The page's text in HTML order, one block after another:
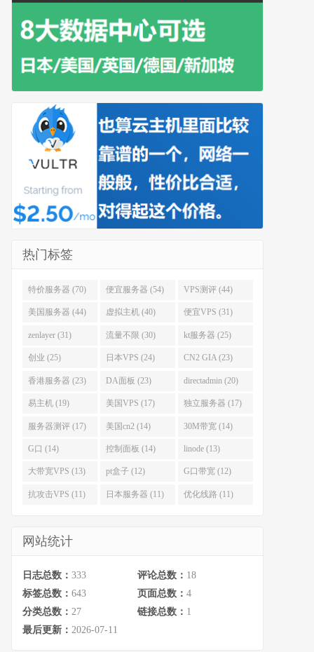
热门标签
特价服务器 (70) 便宜服务器 (54) VPS测评 (44)
美国服务器 (44) 虚拟主机 (40) 便宜VPS (31)
zenlayer (31) 流量不限 (30) kt服务器 (25)
创业 (25) 日本VPS (24) CN2 GIA (23)
香港服务器 (23) DA面板 (23) directadmin (20)
易主机 (19) 美国VPS (17) 独立服务器 (17)
服务器测评 (17) 美国cn2 (14) 30M带宽 (14)
G口 (14) 控制面板 (14) linode (13)
大带宽VPS (13) pt盒子 (12) G口带宽 (12)
抗攻击VPS (11) 日本服务器 (11) 优化线路 (11)
网站统计
日志总数： 333 评论总数： 18
标签总数： 643 页面总数： 4
分类总数： 27 链接总数： 1
最后更新： 2026-07-11